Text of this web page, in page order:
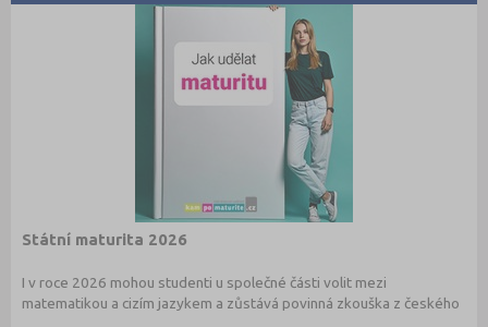
Státní maturita 2026
I v roce 2026 mohou studenti u společné části volit mezi
matematikou a cizím jazykem a zůstává povinná zkouška z českého